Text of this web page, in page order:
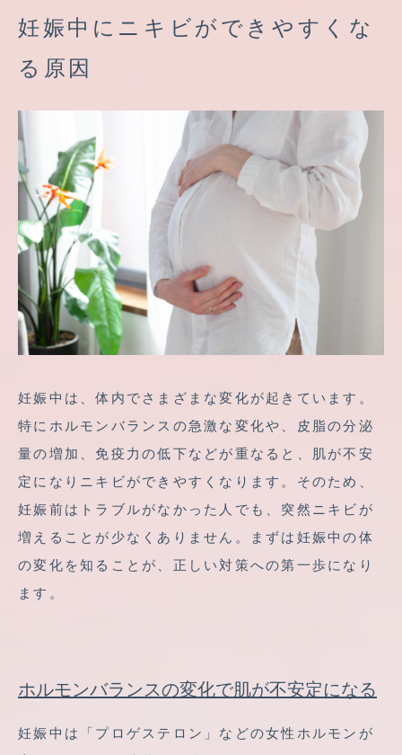
妊娠中にニキビができやすくな
る原因
妊娠中は、体内でさまざまな変化が起きています。
特にホルモンバランスの急激な変化や、皮脂の分泌
量の増加、免疫力の低下などが重なると、肌が不安
定になりニキビができやすくなります。そのため、
妊娠前はトラブルがなかった人でも、突然ニキビが
増えることが少なくありません。まずは妊娠中の体
の変化を知ることが、正しい対策への第一歩になり
ます。
ホルモンバランスの変化で肌が不安定になる
妊娠中は「プロゲステロン」などの女性ホルモンが